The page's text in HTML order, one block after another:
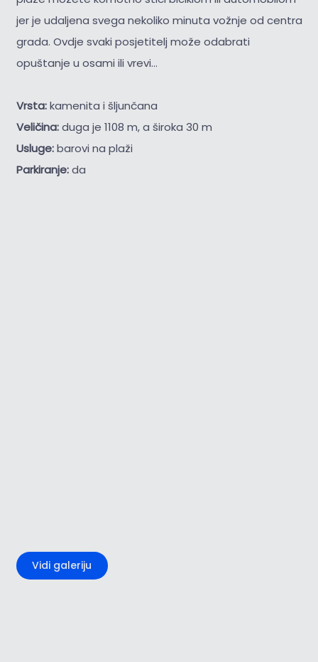
jer je udaljena svega nekoliko minuta vožnje od centra
grada. Ovdje svaki posjetitelj može odabrati
opuštanje u osami ili vrevi...
Vrsta:kamenita i šljunčana
Veličina:duga je 1108 m, a široka 30 m
Usluge:barovi na plaži
Parkiranje:da
Vidi galeriju